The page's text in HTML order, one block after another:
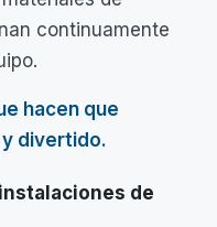
continuamente
hacen que
divertido.
de